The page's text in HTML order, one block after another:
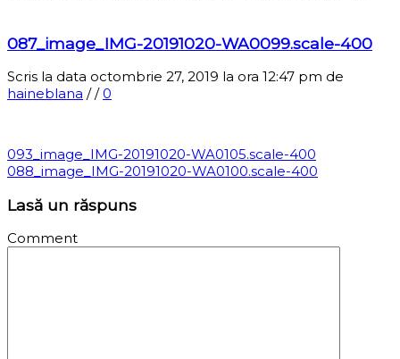
087_image_IMG-20191020-WA0099.scale-400
Scris la data octombrie 27, 2019 la ora 12:47 pm de
haineblana //0
093_image_IMG-20191020-WA0105.scale-400
088_image_IMG-20191020-WA0100.scale-400
Lasă un răspuns
Comment